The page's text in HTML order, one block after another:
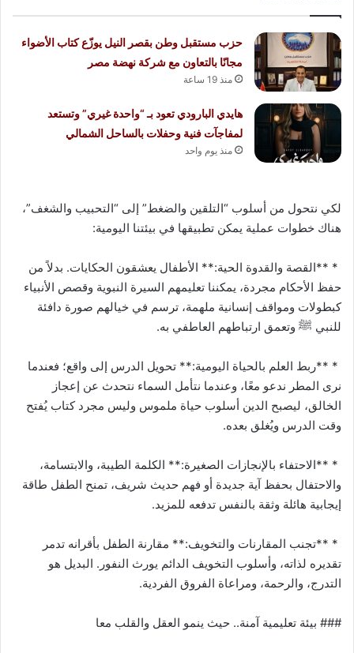
حزب مستقبل وطن بقصر النيل يوزّع كتاب الأضواء
مجانًا بالتعاون مع شركة نهضة مصر
منذ 19 ساعة
هايدي البارودي تعود بـ “واحدة غيري” وتستعد
لمفاجآت فنية وحفلات بالساحل الشمالي
منذ يوم واحد
لكي نتحول من أسلوب “التلقين والضغط” إلى “التحبيب والشغف”،
هناك خطوات عملية يمكن تطبيقها في بيئتنا اليومية:
* **القصة والقدوة الحية:** الأطفال يعشقون الحكايات. بدلاً من
حفظ الأحكام مجردة، يمكننا تعليمهم السيرة النبوية وقصص الأنبياء
كبطولات ومواقف إنسانية ملهمة، ترسم في خيالهم صورة دافئة
للنبي ﷺ وتعمق ارتباطهم العاطفي به.
* **ربط العلم بالحياة اليومية:** تحويل الدرس إلى واقع؛ فعندما
نرى المطر ندعو معًا، وعندما نتأمل السماء نتحدث عن إعجاز
الخالق، ليصبح الدين أسلوب حياة ملموس وليس مجرد كتاب يُفتح
وقت الدرس ويُغلق بعده.
* **الاحتفاء بالإنجازات الصغيرة:** الكلمة الطيبة، والابتسامة،
والاحتفال بحفظ آية جديدة أو فهم حديث شريف، تمنح الطفل طاقة
إيجابية هائلة وثقة بالنفس تدفعه للمزيد.
* **تجنب المقارنات والتخويف:** مقارنة الطفل بأقرانه تدمر
تقديره لذاته، وأسلوب التخويف الدائم يورث النفور. البديل هو
التدرج، والرحمة، ومراعاة الفروق الفردية.
### بيئة تعليمية آمنة.. حيث ينمو العقل والقلب معا